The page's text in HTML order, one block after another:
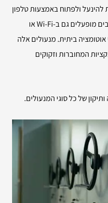
להינעל ולפתוח באמצעות טלפון
או שלט מפתח. מנעולים חכמים רבים מופעלים גם ב-Wi-Fi או
אוטומציה ביתית. מנעולים אלה
המחוברות וזקוקים
של כל סוגי המנעולים.